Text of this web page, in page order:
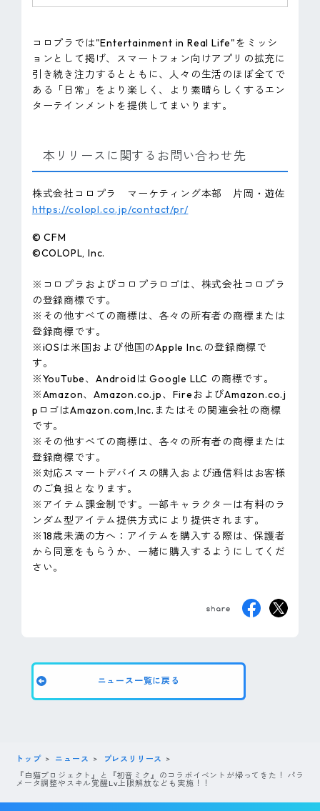
コロプラでは"Entertainment in Real Life"をミッシ
ョンとして掲げ、スマートフォン向けアプリの拡充に
引き続き注力するとともに、人々の生活のほぼ全てで
ある「日常」をより楽しく、より素晴らしくするエン
ターテインメントを提供してまいります。
本リリースに関するお問い合わせ先
株式会社コロプラ マーケティング本部 片岡・遊佐
https://colopl.co.jp/contact/pr/
© CFM
©COLOPL, lnc.
※コロプラおよびコロプラロゴは、株式会社コロプラ
の登録商標です。
※その他すべての商標は、各々の所有者の商標または
登録商標です。
※iOSは米国および他国のApple Inc.の登録商標で
す。
※YouTube、Androidは Google LLC の商標です。
※Amazon、Amazon.co.jp、FireおよびAmazon.co.j
pロゴはAmazon.com,Inc.またはその関連会社の商標
です。
※その他すべての商標は、各々の所有者の商標または
登録商標です。
※対応スマートデバイスの購入および通信料はお客様
のご負担となります。
※アイテム課金制です。一部キャラクターは有料のラ
ンダム型アイテム提供方式により提供されます。
※18歳未満の方へ：アイテムを購入する際は、保護者
から同意をもらうか、一緒に購入するようにしてくだ
さい。
ニュース一覧に戻る
トップ ニュース
プレスリリース
『白猫プロジェクト』と『初音ミク』のコラボイベントが帰ってきた！ パラ
メータ調整やスキル覚醒Lv上限解放なども実施！！